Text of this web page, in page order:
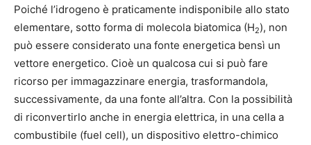
Poiché l’idrogeno è praticamente indisponibile allo stato
elementare, sotto forma di molecola biatomica (H2), non
può essere considerato una fonte energetica bensì un
vettore energetico. Cioè un qualcosa cui si può fare
ricorso per immagazzinare energia, trasformandola,
successivamente, da una fonte all’altra. Con la possibilità
di riconvertirlo anche in energia elettrica, in una cella a
combustibile (fuel cell), un dispositivo elettro-chimico